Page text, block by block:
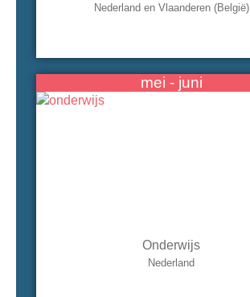
Nederland en Vlaanderen (België)
mei - juni
Onderwijs
Nederland